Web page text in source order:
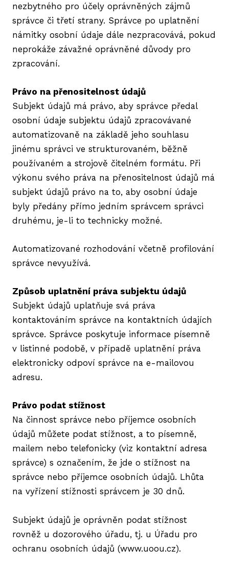
nezbytného pro účely oprávněných zájmů
správce či třetí strany. Správce po uplatnění
námitky osobní údaje dále nezpracovává, pokud
neprokáže závažné oprávněné důvody pro
zpracování.
Právo na přenositelnost údajů
Subjekt údajů má právo, aby správce předal
osobní údaje subjektu údajů zpracovávané
automatizovaně na základě jeho souhlasu
jinému správci ve strukturovaném, běžně
používaném a strojově čitelném formátu. Při
výkonu svého práva na přenositelnost údajů má
subjekt údajů právo na to, aby osobní údaje
byly předány přímo jedním správcem správci
druhému, je-li to technicky možné.
Automatizované rozhodování včetně profilování
správce nevyužívá.
Způsob uplatnění práva subjektu údajů
Subjekt údajů uplatňuje svá práva
kontaktováním správce na kontaktních údajích
správce. Správce poskytuje informace písemně
v listinné podobě, v případě uplatnění práva
elektronicky odpoví správce na e-mailovou
adresu.
Právo podat stížnost
Na činnost správce nebo příjemce osobních
údajů můžete podat stížnost, a to písemně,
mailem nebo telefonicky (viz kontaktní adresa
správce) s označením, že jde o stížnost na
správce nebo příjemce osobních údajů. Lhůta
na vyřízení stížnosti správcem je 30 dnů.
Subjekt údajů je oprávněn podat stížnost
rovněž u dozorového úřadu, tj. u Úřadu pro
ochranu osobních údajů (www.uoou.cz).